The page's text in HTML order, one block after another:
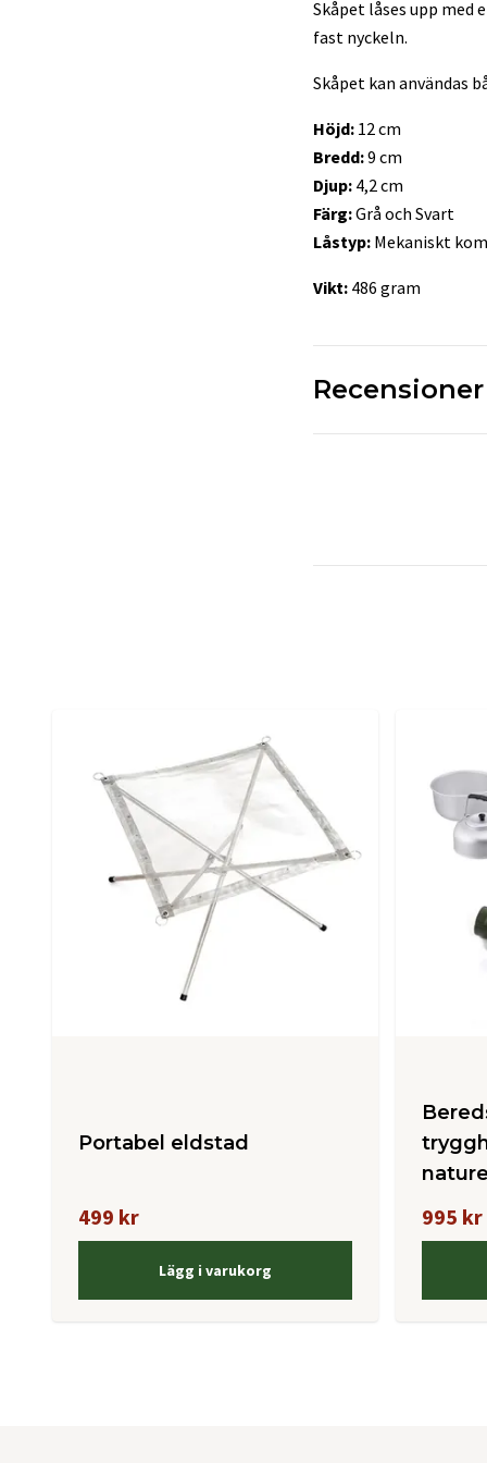
Skåpet låses upp med
fast nyckeln.
Skåpet kan användas
Höjd: 12 cm
Bredd:9 cm
Djup: 4,2 cm
Färg:Grå och Svart
Låstyp: Mekaniskt
Vikt: 486 gram
Recensioner
Portabel eldstad
499 kr
Lägg i varukorg
995 kr